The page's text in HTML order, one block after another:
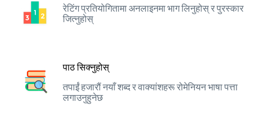
रेटिंग प्रतियोगितामा अनलाइनमा भाग लिनुहोस् र पुरस्कार
जित्नुहोस्
पाठ सिक्नुहोस्
तपाईं हजारौं नयाँ शब्द र वाक्यांशहरू रोमेनियन भाषा पत्ता
लगाउनुहुनेछ